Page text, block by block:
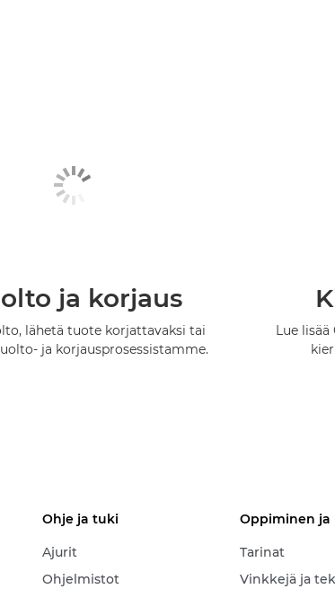
ja korjaus
lähetä tuote korjattavaksi tai
ja korjausprosessistamme.
Lue
Ohje ja tuki
Ajurit
Ohjelmistot
Oppiminen ja
Tarinat
Vinkkejä ja